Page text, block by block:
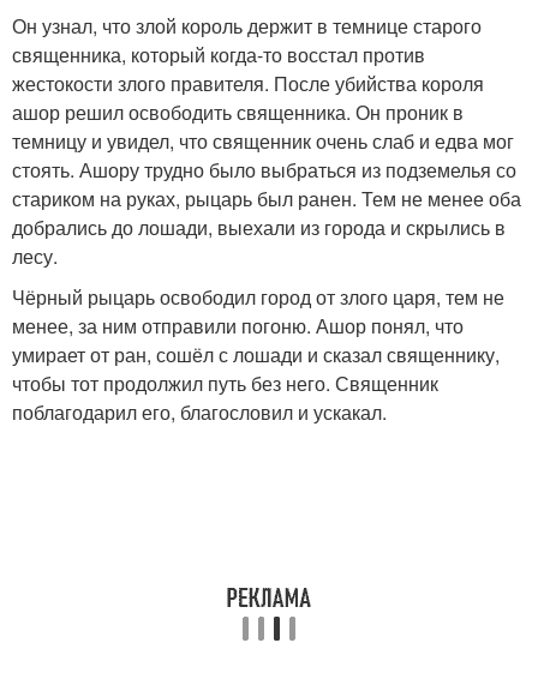
Он узнал, что злой король держит в темнице старого
священника, который когда-то восстал против
жестокости злого правителя. После убийства короля
ашор решил освободить священника. Он проник в
темницу и увидел, что священник очень слаб и едва мог
стоять. Ашору трудно было выбраться из подземелья со
стариком на руках, рыцарь был ранен. Тем не менее оба
добрались до лошади, выехали из города и скрылись в
лесу.
Чёрный рыцарь освободил город от злого царя, тем не
менее, за ним отправили погоню. Ашор понял, что
умирает от ран, сошёл с лошади и сказал священнику,
чтобы тот продолжил путь без него. Священник
поблагодарил его, благословил и ускакал.